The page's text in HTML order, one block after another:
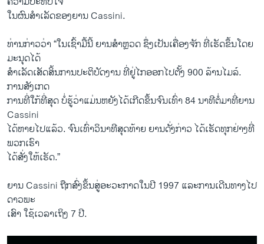
ໃນ​ຜົນສຳ​ເລັດ​ຂອງ​ຍານ Cassini.
ທ່ານ​ກ່າວ​ວ່າ “​ໃນ​ເຊົ້າມື້ນີ້ ຍານ​ສຳ​ຫຼວດ ຊຶ່ງ​ເປັນ​ເຄື່ອງ​ຈັກ​ ທີ່​ເຮັດ​ຂຶ້ນ​ໂດຍ​
ມະນຸດໄດ້
ສຳ​ເລັດ​ເສັດ​ສິ້ນການ​ປະຕິບັດ​ງານ ທີ່​ຢູ່ໄກ​ອອກ​ໄປຕັ້ງ 900 ລ້ານ​ໄມ​ລ໌.
ການ​ສັງ​ເກດ
​ການ​ທີ່​ໃກ້​ທີ່​ສຸດ ​ບໍ່​ຮູ້​ວ່າ​ແມ່ນ​ຫຍັງ​ໄດ້​ເກີດ​ຂຶ້ນຈົນ​ເທົ່າ 84 ນາທີ​ຕໍ່ມາທີ່​ຍານ
Cassini ​
ໄດ້​ຫາຍ​ໄປ​ແລ້ວ. ຈົນ​ເທົ່າ​ວິນາທີ​ສຸດ​ທ້າຍ​ ຍານ​ດັ່ງກ່າວ​ ​ໄດ້​ເຮັດ​ທຸກ​ຢ່າງ​ທີ່​
ພວກ​ເຮົາ​
ໄດ້​ສັ່ງ​ໃຫ້​ເຮັດ.”
ຍານ Cassini ຖືກ​ສົ່ງ​ຂຶ້ນສູ່​ອະວະກາດ​ໃນ​ປີ 1997 ​ແລະ​ການ​ເດີນທາງ​ໄປ​
ດາວ​ພະ
​ເສົາ ​ໃຊ້​ເວລາ​ເຖິງ 7 ປີ.